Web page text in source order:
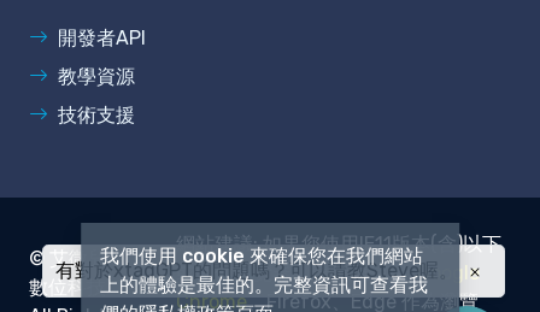
開發者API
教學資源
技術支援
© 艾微兒
數位科技.
網站建議: 如果您使用IE11版本(含)以下
或其他瀏覽器，建議您使用Google
Chrome、Firefox、Edge 作為瀏覽
我們使用 cookie 來確保您在我們網站
上的體驗是最佳的。完整資訊可查看我
有對於xtagGPT的問題嗎？可以請教Steve喔。